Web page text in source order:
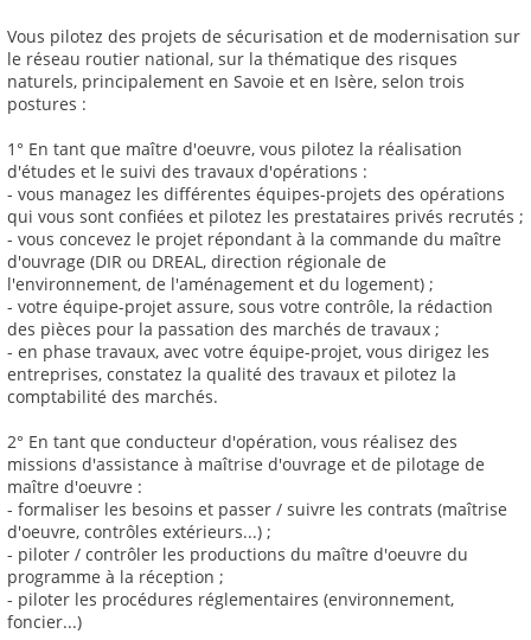
Vous pilotez des projets de sécurisation et de modernisation sur
le réseau routier national, sur la thématique des risques
naturels, principalement en Savoie et en Isère, selon trois
postures :
1° En tant que maître d'oeuvre, vous pilotez la réalisation
d'études et le suivi des travaux d'opérations :
- vous managez les différentes équipes-projets des opérations
qui vous sont confiées et pilotez les prestataires privés recrutés ;
- vous concevez le projet répondant à la commande du maître
d'ouvrage (DIR ou DREAL, direction régionale de
l'environnement, de l'aménagement et du logement) ;
- votre équipe-projet assure, sous votre contrôle, la rédaction
des pièces pour la passation des marchés de travaux ;
- en phase travaux, avec votre équipe-projet, vous dirigez les
entreprises, constatez la qualité des travaux et pilotez la
comptabilité des marchés.
2° En tant que conducteur d'opération, vous réalisez des
missions d'assistance à maîtrise d'ouvrage et de pilotage de
maître d'oeuvre :
- formaliser les besoins et passer / suivre les contrats (maîtrise
d'oeuvre, contrôles extérieurs...) ;
- piloter / contrôler les productions du maître d'oeuvre du
programme à la réception ;
- piloter les procédures réglementaires (environnement,
foncier...)